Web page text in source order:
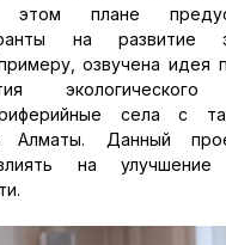
плане
на развитие
озвучена идея
экологического
села с
Алматы. Данный
на